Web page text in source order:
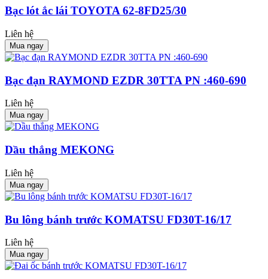
Bạc lót ắc lái TOYOTA 62-8FD25/30
Liên hệ
Mua ngay
Bạc đạn RAYMOND EZDR 30TTA PN :460-690
Liên hệ
Mua ngay
Dầu thắng MEKONG
Liên hệ
Mua ngay
Bu lông bánh trước KOMATSU FD30T-16/17
Liên hệ
Mua ngay